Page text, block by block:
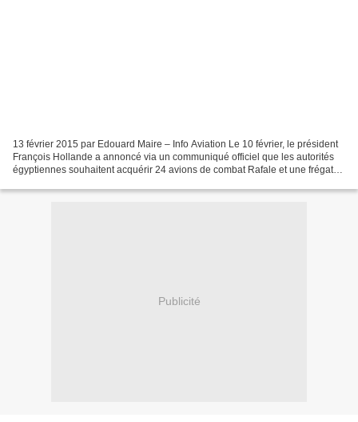
13 février 2015 par Edouard Maire – Info Aviation Le 10 février, le président
François Hollande a annoncé via un communiqué officiel que les autorités
égyptiennes souhaitent acquérir 24 avions de combat Rafale et une frégate
Publicité